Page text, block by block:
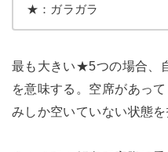
★：ガラガラ
最も大きい★5つの場合、
を意味する。空席があっ
みしか空いていない状態を